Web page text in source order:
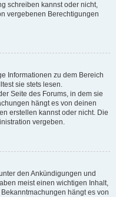
schreiben kannst oder nicht,
vergebenen Berechtigungen
Informationen zu dem Bereich
sie stets lesen.
Seite des Forums, in dem sie
hängt es von deinen
erstellen kannst oder nicht. Die
vergeben.
den Ankündigungen und
meist einen wichtigen Inhalt,
hängt es von